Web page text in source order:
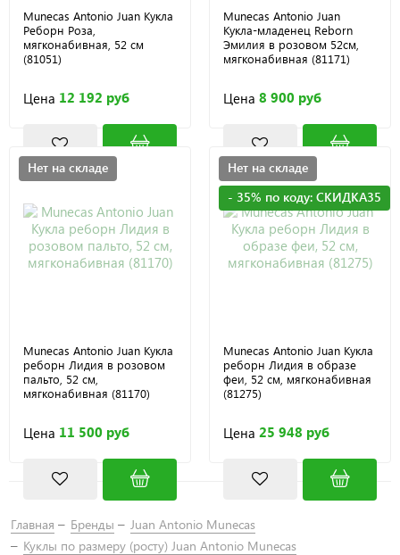
Munecas Antonio Juan Кукла
Реборн Роза,
мягконабивная, 52 см
(81051)
Цена 12 192 руб
Munecas Antonio Juan
Кукла-младенец Reborn
Эмилия в розовом 52см,
мягконабивная (81171)
Цена 8 900 руб
Нет на складе
Munecas Antonio Juan Кукла
реборн Лидия в розовом
пальто, 52 см,
мягконабивная (81170)
Цена 11 500 руб
Нет на складе
- 35% по коду: СКИДКА35
Munecas Antonio Juan Кукла
реборн Лидия в образе
феи, 52 см, мягконабивная
(81275)
Цена 25 948 руб
Главная Бренды
Juan Antonio Munecas
Куклы по размеру (росту) Juan Antonio Мunecas